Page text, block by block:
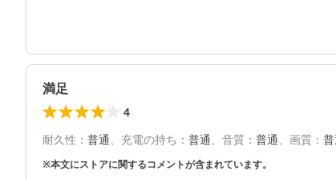
満足
4
耐久性 ： 普通 、 充電の持ち ： 普通 、 音質 ： 普通 、 画質 ： 普
※本文にストアに関するコメントが含まれています。